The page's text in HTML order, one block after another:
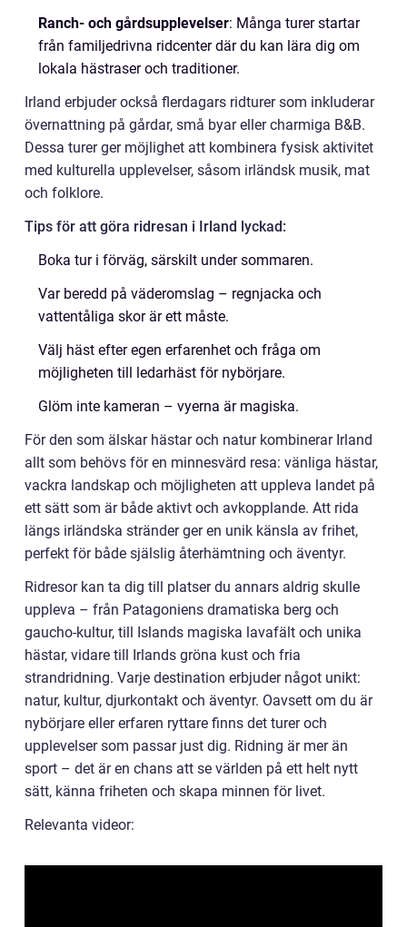
Ranch- och gårdsupplevelser: Många turer startar
från familjedrivna ridcenter där du kan lära dig om
lokala hästraser och traditioner.
Irland erbjuder också flerdagars ridturer som inkluderar
övernattning på gårdar, små byar eller charmiga B&B.
Dessa turer ger möjlighet att kombinera fysisk aktivitet
med kulturella upplevelser, såsom irländsk musik, mat
och folklore.
Tips för att göra ridresan i Irland lyckad:
Boka tur i förväg, särskilt under sommaren.
Var beredd på väderomslag – regnjacka och
vattentåliga skor är ett måste.
Välj häst efter egen erfarenhet och fråga om
möjligheten till ledarhäst för nybörjare.
Glöm inte kameran – vyerna är magiska.
För den som älskar hästar och natur kombinerar Irland
allt som behövs för en minnesvärd resa: vänliga hästar,
vackra landskap och möjligheten att uppleva landet på
ett sätt som är både aktivt och avkopplande. Att rida
längs irländska stränder ger en unik känsla av frihet,
perfekt för både själslig återhämtning och äventyr.
Ridresor kan ta dig till platser du annars aldrig skulle
uppleva – från Patagoniens dramatiska berg och
gaucho-kultur, till Islands magiska lavafält och unika
hästar, vidare till Irlands gröna kust och fria
strandridning. Varje destination erbjuder något unikt:
natur, kultur, djurkontakt och äventyr. Oavsett om du är
nybörjare eller erfaren ryttare finns det turer och
upplevelser som passar just dig. Ridning är mer än
sport – det är en chans att se världen på ett helt nytt
sätt, känna friheten och skapa minnen för livet.
Relevanta videor: